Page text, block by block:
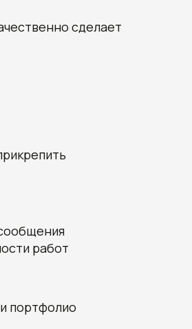
сделает
работ
портфолио